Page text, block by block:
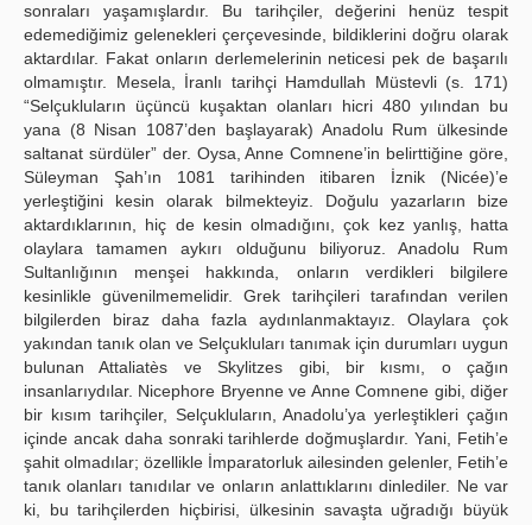
sonraları yaşamışlardır. Bu tarihçiler, değerini henüz tespit
edemediğimiz gelenekleri çerçevesinde, bildiklerini doğru olarak
aktardılar. Fakat onların derlemelerinin neticesi pek de başarılı
olmamıştır. Mesela, İranlı tarihçi Hamdullah Müstevli (s. 171)
“Selçukluların üçüncü kuşaktan olanları hicri 480 yılından bu
yana (8 Nisan 1087’den başlayarak) Anadolu Rum ülkesinde
saltanat sürdüler” der. Oysa, Anne Comnene’in belirttiğine göre,
Süleyman Şah’ın 1081 tarihinden itibaren İznik (Nicée)’e
yerleştiğini kesin olarak bilmekteyiz. Doğulu yazarların bize
aktardıklarının, hiç de kesin olmadığını, çok kez yanlış, hatta
olaylara tamamen aykırı olduğunu biliyoruz. Anadolu Rum
Sultanlığının menşei hakkında, onların verdikleri bilgilere
kesinlikle güvenilmemelidir. Grek tarihçileri tarafından verilen
bilgilerden biraz daha fazla aydınlanmaktayız. Olaylara çok
yakından tanık olan ve Selçukluları tanımak için durumları uygun
bulunan Attaliatès ve Skylitzes gibi, bir kısmı, o çağın
insanlarıydılar. Nicephore Bryenne ve Anne Comnene gibi, diğer
bir kısım tarihçiler, Selçukluların, Anadolu’ya yerleştikleri çağın
içinde ancak daha sonraki tarihlerde doğmuşlardır. Yani, Fetih’e
şahit olmadılar; özellikle İmparatorluk ailesinden gelenler, Fetih’e
tanık olanları tanıdılar ve onların anlattıklarını dinlediler. Ne var
ki, bu tarihçilerden hiçbirisi, ülkesinin savaşta uğradığı büyük